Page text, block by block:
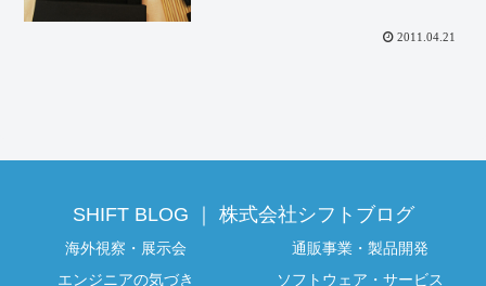
2011.04.21
SHIFT BLOG ｜ 株式会社シフトブログ
海外視察・展示会
通販事業・製品開発
エンジニアの気づき
ソフトウェア・サービス